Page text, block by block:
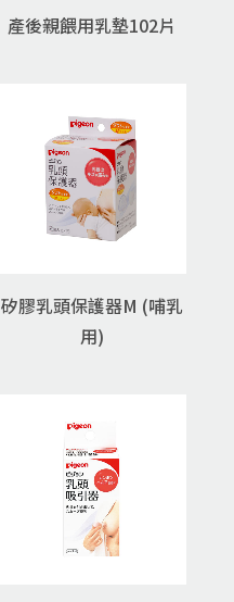
產後親餵用乳墊102片
矽膠乳頭保護器M (哺乳
用)